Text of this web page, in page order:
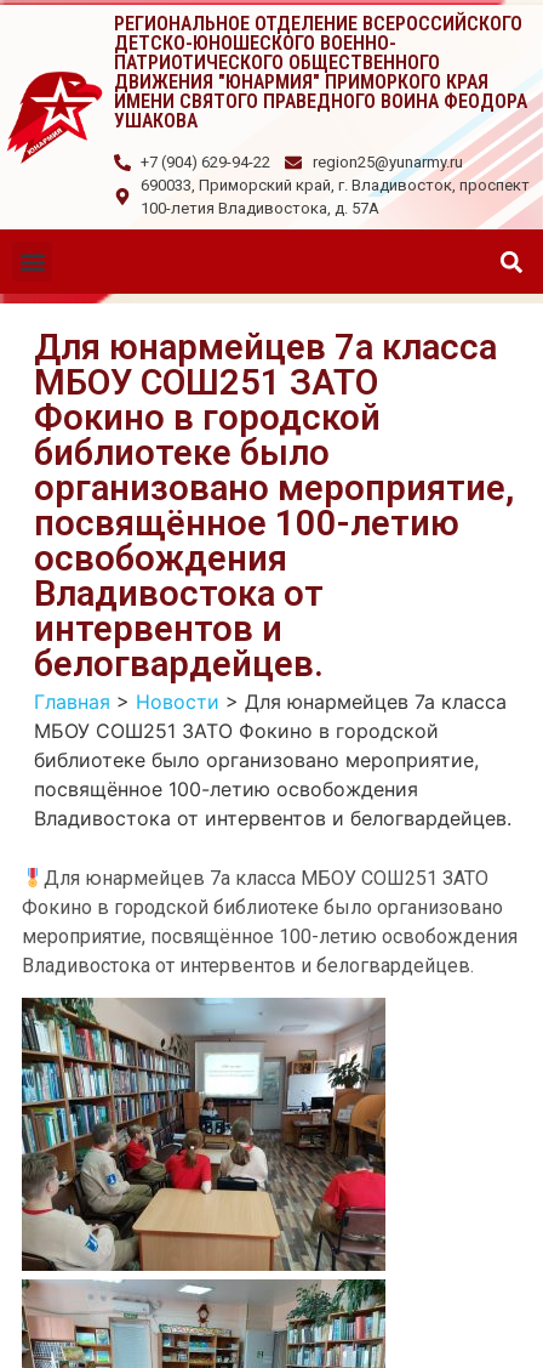
РЕГИОНАЛЬНОЕ ОТДЕЛЕНИЕ ВСЕРОССИЙСКОГО
ДЕТСКО-ЮНОШЕСКОГО ВОЕННО-
ПАТРИОТИЧЕСКОГО ОБЩЕСТВЕННОГО
ДВИЖЕНИЯ "ЮНАРМИЯ" ПРИМОРКОГО КРАЯ
ИМЕНИ СВЯТОГО ПРАВЕДНОГО ВОИНА ФЕОДОРА
УШАКОВА
+7 (904) 629-94-22
region25@yunarmy.ru
690033, Приморский край, г. Владивосток, проспект
100-летия Владивостока, д. 57А
Для юнармейцев 7а класса
МБОУ СОШ251 ЗАТО
Фокино в городской
библиотеке было
организовано мероприятие,
посвящённое 100-летию
освобождения
Владивостока от
интервентов и
белогвардейцев.
Главная > Новости > Для юнармейцев 7а класса
МБОУ СОШ251 ЗАТО Фокино в городской
библиотеке было организовано мероприятие,
посвящённое 100-летию освобождения
Владивостока от интервентов и белогвардейцев.
Для юнармейцев 7а класса МБОУ СОШ251 ЗАТО
Фокино в городской библиотеке было организовано
мероприятие, посвящённое 100-летию освобождения
Владивостока от интервентов и белогвардейцев.